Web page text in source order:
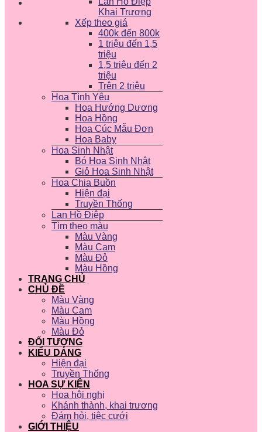
Khai Trương
Xếp theo giá
400k đến 800k
1 triệu đến 1,5
triệu
1,5 triệu đến 2
triệu
Trên 2 triệu
Hoa Tình Yêu
Hoa Hướng Dương
Hoa Hồng
Hoa Cúc Mẫu Đơn
Hoa Baby
Hoa Sinh Nhật
Bó Hoa Sinh Nhật
Giỏ Hoa Sinh Nhật
Hoa Chia Buồn
Hiện đại
Truyền Thống
Lan Hồ Điệp
Tìm theo màu
Màu Vàng
Màu Cam
Màu Đỏ
Màu Hồng
TRANG CHỦ
CHỦ ĐỀ
Màu Vàng
Màu Cam
Màu Hồng
Màu Đỏ
ĐỐI TƯỢNG
KIỂU DÁNG
Hiện đại
Truyền Thống
HOA SỰ KIỆN
Hoa hội nghị
Khánh thành, khai trương
Đám hỏi, tiệc cưới
GIỚI THIỆU